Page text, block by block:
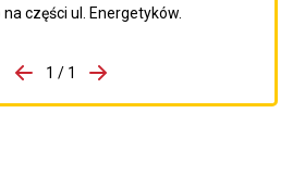
części ul. Energetyków.
1 / 1
Przejdź do następnego